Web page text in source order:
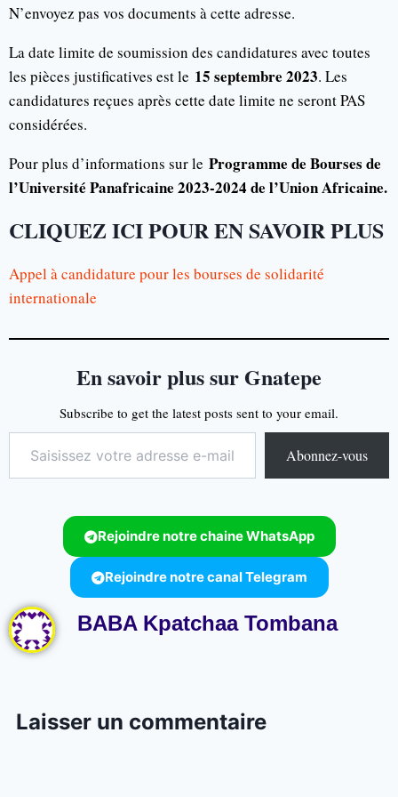
N’envoyez pas vos documents à cette adresse.
La date limite de soumission des candidatures avec toutes
les pièces justificatives est le 15 septembre 2023. Les
candidatures reçues après cette date limite ne seront PAS
considérées.
Pour plus d’informations sur le Programme de Bourses de
l’Université Panafricaine 2023-2024 de l’Union Africaine.
CLIQUEZ ICI POUR EN SAVOIR PLUS
Appel à candidature pour les bourses de solidarité
internationale
En savoir plus sur Gnatepe
Subscribe to get the latest posts sent to your email.
Abonnez-vous
Rejoindre notre chaine WhatsApp
Rejoindre notre canal Telegram
BABA Kpatchaa Tombana
Laisser un commentaire